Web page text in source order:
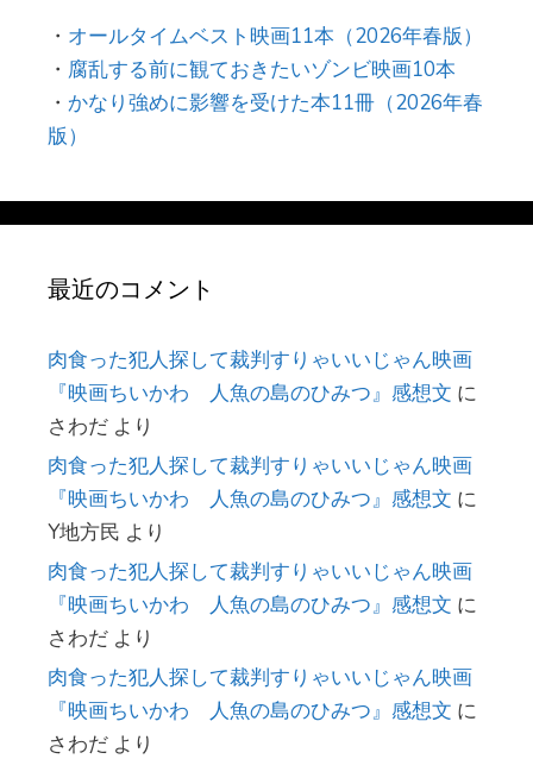
・ オールタイムベスト映画11本（2026年春版）
・ 腐乱する前に観ておきたいゾンビ映画10本
・ かなり強めに影響を受けた本11冊（2026年春
版）
最近のコメント
肉食った犯人探して裁判すりゃいいじゃん映画
『映画ちいかわ 人魚の島のひみつ』感想文 に
さわだ より
肉食った犯人探して裁判すりゃいいじゃん映画
『映画ちいかわ 人魚の島のひみつ』感想文 に
Y地方民 より
肉食った犯人探して裁判すりゃいいじゃん映画
『映画ちいかわ 人魚の島のひみつ』感想文 に
さわだ より
肉食った犯人探して裁判すりゃいいじゃん映画
『映画ちいかわ 人魚の島のひみつ』感想文 に
さわだ より